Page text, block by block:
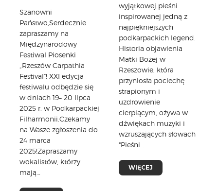
Szanowni
Państwo,Serdecznie
zapraszamy na
Międzynarodowy
Festiwal Piosenki
„Rzeszów Carpathia
Festival”! XXI edycja
festiwalu odbędzie się
w dniach 19– 20 lipca
2025 r. w Podkarpackiej
Filharmonii.Czekamy
na Wasze zgłoszenia do
24 marca
2025!Zapraszamy
wokalistów, którzy
mają…
wyjątkowej pieśni
inspirowanej jedną z
najpiękniejszych
podkarpackich legend.
Historia objawienia
Matki Bożej w
Rzeszowie, która
przyniosła pociechę
strapionym i
uzdrowienie
cierpiącym, ożywa w
dźwiękach muzyki i
wzruszających słowach
"Pieśni…
WIĘCEJ